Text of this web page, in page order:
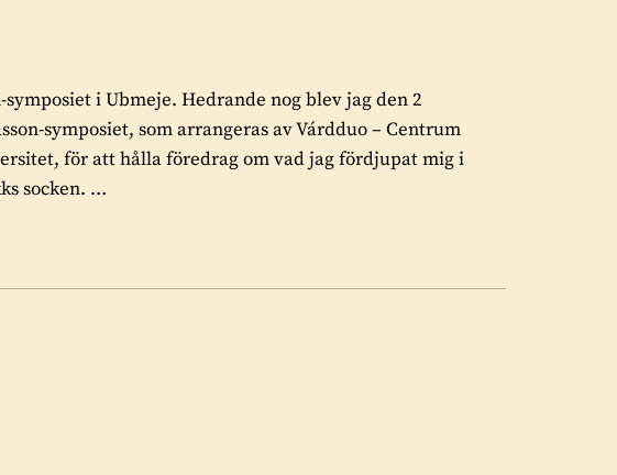
i Ubmeje. Hedrande nog blev jag den 2
symposiet, som arrangeras av Várdduo – Centrum
för att hålla föredrag om vad jag fördjupat mig i
socken. …